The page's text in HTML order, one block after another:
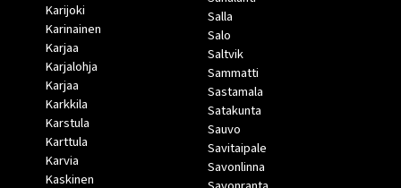
Karijoki
Karinainen
Karjaa
Karjalohja
Karjaa
Karkkila
Karstula
Karttula
Karvia
Kaskinen
Salla
Salo
Saltvik
Sammatti
Sastamala
Satakunta
Sauvo
Savitaipale
Savonlinna